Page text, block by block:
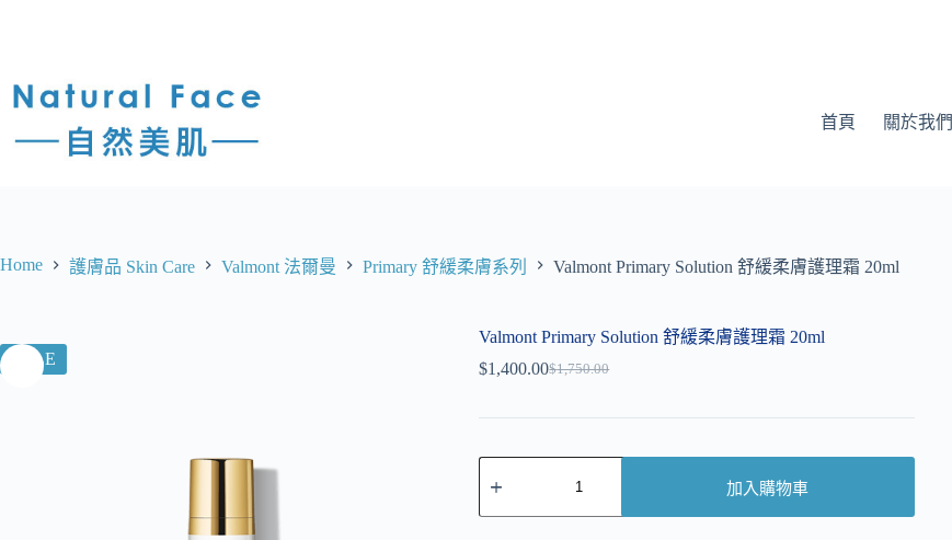
首頁 關於我們
Home 護膚品 Skin Care Valmont 法爾曼 Primary 舒緩柔膚系列 Valmont Primary Solution 舒緩柔膚護理霜 20ml
SALE
Valmont Primary Solution 舒緩柔膚護理霜 20ml
$1,750.00
$1,400.00
加入購物車